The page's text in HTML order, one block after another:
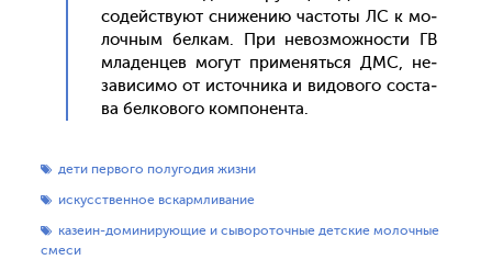
со­дей­ству­ют сни­жению час­то­ты ЛС к мо­
лоч­ным бел­кам. При не­воз­можнос­ти ГВ
мла­ден­цев мо­гут при­менять­ся ДМС, не­
зави­симо от ис­точни­ка и ви­дово­го сос­та­
ва бел­ко­вого ком­по­нен­та.
дети первого полугодия жизни
искусственное вскармливание
казеин-доминирующие и сывороточные детские молочные
смеси